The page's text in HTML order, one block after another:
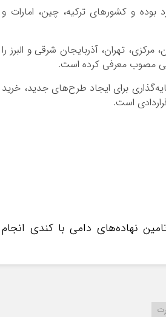
سرمایه‌گذاری‌های مصوب مربوط به کشور افغانستان با ۲۲ مورد بوده و کشورهای ترکیه، چین، امارات و
تهران، آذربایجان شرقی و البرز را
مصوب معرفی کرده است.
برای ایجاد طرح‌های جدید، خرید
است.
نهاده‌های دامی با کندی انجام